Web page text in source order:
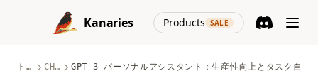
Skip to content
Kanaries
Products SALE
(opens in a
トピック CHATGPT GPT-3 パーソナルアシスタント：生産性向上とタスク自動